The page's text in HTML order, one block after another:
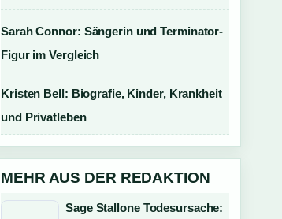
Sarah Connor: Sängerin und Terminator-
Figur im Vergleich
Kristen Bell: Biografie, Kinder, Krankheit
und Privatleben
MEHR AUS DER REDAKTION
Sage Stallone Todesursache: